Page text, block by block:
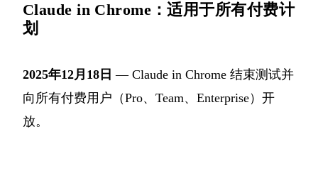
Claude in Chrome：适用于所有付费计
划
2025年12月18日 — Claude in Chrome 结束测试并
向所有付费用户（Pro、Team、Enterprise）开
放。